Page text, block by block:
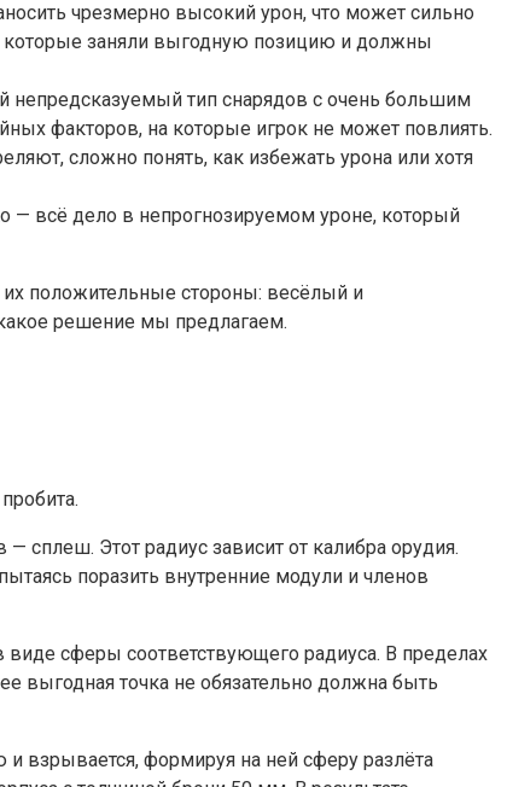
чрезмерно высокий урон, что может сильно
которые заняли выгодную позицию и должны
непредсказуемый тип снарядов с очень большим
факторов, на которые игрок не может повлиять.
сложно понять, как избежать урона или хотя
— всё дело в непрогнозируемом уроне, который
положительные стороны: весёлый и
решение мы предлагаем.
сплеш. Этот радиус зависит от калибра орудия.
поразить внутренние модули и членов
виде сферы соответствующего радиуса. В пределах
выгодная точка не обязательно должна быть
взрывается, формируя на ней сферу разлёта